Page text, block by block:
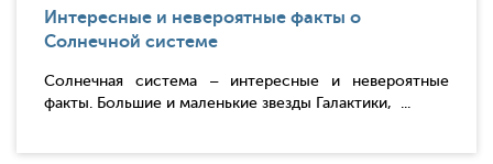
Интересные и невероятные факты о
Солнечной системе
Солнечная система – интересные и невероятные
факты. Большие и маленькие звезды Галактики, ...